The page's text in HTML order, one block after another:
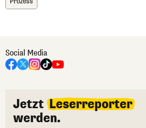
Social Media
Jetzt Leserreporter
werden.